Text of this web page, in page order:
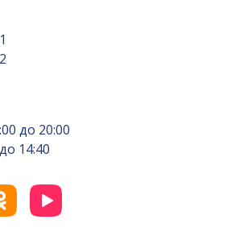
до 20:00
14:40